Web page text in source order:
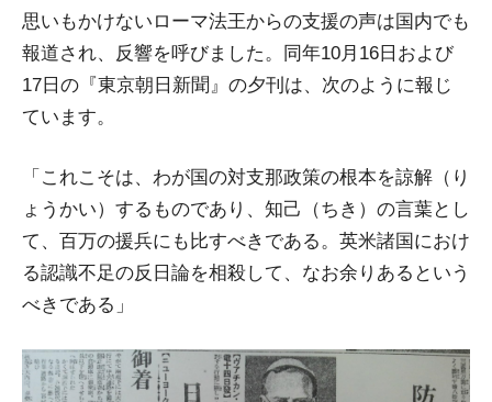
思いもかけないローマ法王からの支援の声は国内でも
報道され、反響を呼びました。同年10月16日および
17日の『東京朝日新聞』の夕刊は、次のように報じ
ています。
「これこそは、わが国の対支那政策の根本を諒解（り
ょうかい）するものであり、知己（ちき）の言葉とし
て、百万の援兵にも比すべきである。英米諸国におけ
る認識不足の反日論を相殺して、なお余りあるという
べきである」